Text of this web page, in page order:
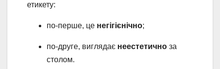
етикету:
по-перше, це негігієнічно;
по-друге, виглядає неестетично за
столом.